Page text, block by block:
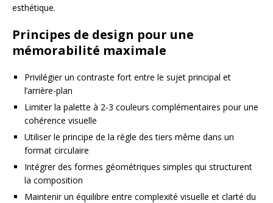
esthétique.
Principes de design pour une
mémorabilité maximale
Privilégier un contraste fort entre le sujet principal et
l’arrière-plan
Limiter la palette à 2-3 couleurs complémentaires pour une
cohérence visuelle
Utiliser le principe de la règle des tiers même dans un
format circulaire
Intégrer des formes géométriques simples qui structurent
la composition
Maintenir un équilibre entre complexité visuelle et clarté du